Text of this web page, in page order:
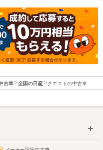
古車 全国の日産 クエストの中古車